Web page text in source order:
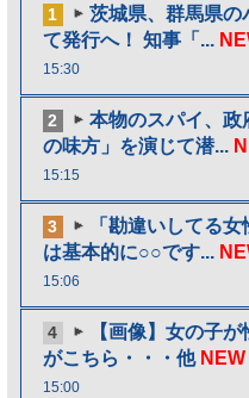
1
茨城県、群馬県の
て発行へ！ 知事「...
15:30
2
本物のスパイ、政
の味方」を演じて潜...
15:15
3
「勘違いしてる
は基本的に○○です...
15:06
4
【画像】女の子
がこちら・・・他 NEW
15:00